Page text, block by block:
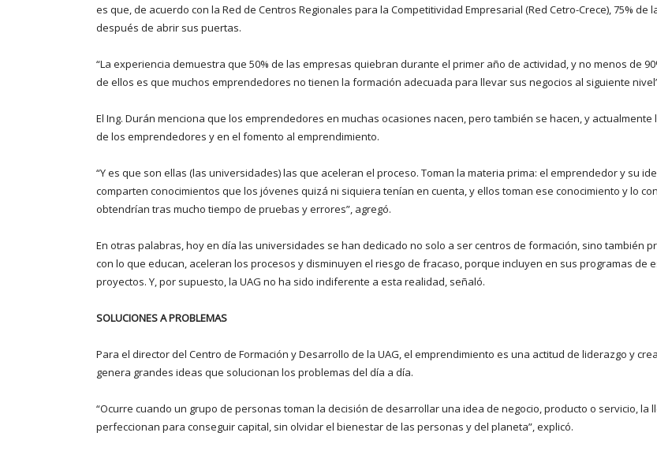
es que, de acuerdo con la Red de Centros Regionales para la Competitividad Empresarial (Red Cetro-Crece), 75%
después de abrir sus puertas.
“La experiencia demuestra que 50% de las empresas quiebran durante el primer año de actividad, y no menos de
de ellos es que muchos emprendedores no tienen la formación adecuada para llevar sus negocios al siguiente
El Ing. Durán menciona que los emprendedores en muchas ocasiones nacen, pero también se hacen, y
de los emprendedores y en el fomento al emprendimiento.
“Y es que son ellas (las universidades) las que aceleran el proceso. Toman la materia prima: el emprendedor y su
comparten conocimientos que los jóvenes quizá ni siquiera tenían en cuenta, y ellos toman ese conocimiento y lo
obtendrían tras mucho tiempo de pruebas y errores”, agregó.
En otras palabras, hoy en día las universidades se han dedicado no solo a ser centros de formación, sino también
con lo que educan, aceleran los procesos y disminuyen el riesgo de fracaso, porque incluyen en sus programas
proyectos. Y, por supuesto, la UAG no ha sido indiferente a esta realidad, señaló.
SOLUCIONES A PROBLEMAS
Para el director del Centro de Formación y Desarrollo de la UAG, el emprendimiento es una actitud de liderazgo y
genera grandes ideas que solucionan los problemas del día a día.
“Ocurre cuando un grupo de personas toman la decisión de desarrollar una idea de negocio, producto o servicio, la
perfeccionan para conseguir capital, sin olvidar el bienestar de las personas y del planeta”, explicó.